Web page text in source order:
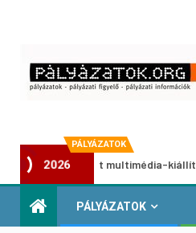
PÁLYÁZATOK
2026
pályázat multimédia-kiállításhoz
PÁLYÁZATOK